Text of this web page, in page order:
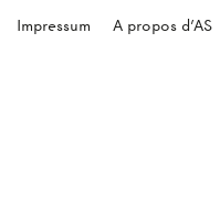
Impressum
A propos d'AS